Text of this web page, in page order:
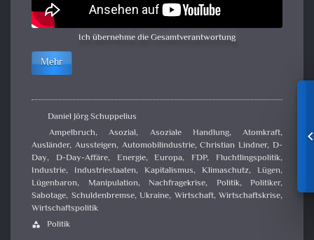
Ich übernehme die Gesamtverantwortung
Mehr
Daniel Jörg Schuppelius
Ampelbruch,Asozial, Asoziale Handlung, Atomkraft,
Ausländer, Aussteigen, Automobilindustrie,Christian Lindner,D-
Day, D-Day-Affäre, Energie,Europa,FDP,Fluchtlingspolitik,
Industrie, Industriestaaten, Kapitalismus, Klimaschutz, Lügen,
Lügenbaron, Manipulation, Nachfragekrise, Politik, Politiker,
Sabotage, Schuldenbremse, Ukraine, Wirtschaft, Wirtschaftskrise,
Wirtschaftspolitik
category Politik